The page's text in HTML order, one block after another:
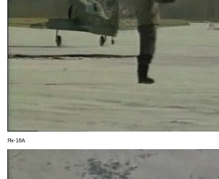
Як-18А